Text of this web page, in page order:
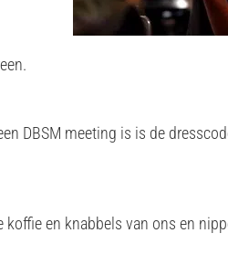
DBSM meeting is is de
en knabbels van ons en